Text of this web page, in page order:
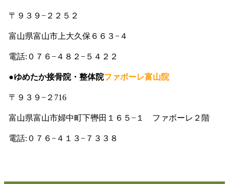
〒９３９−２２５２
富山県富山市上大久保６６３−４
電話:０７６−４８２−５４２２
●ゆめたか接骨院・整体院ファボーレ富山院
〒９３９−２716
富山県富山市婦中町下轡田１６５−１ ファボーレ２階
電話:０７６−４１３−７３３８